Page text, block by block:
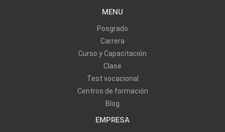
MENU
Posgrado
Carrera
Curso y Capacitación
Clase
Test vocacional
Centros de formación
Blog
EMPRESA